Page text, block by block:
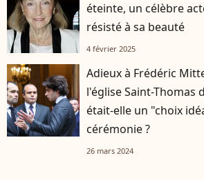
éteinte, un célèbre
résisté à sa beauté
4 février 2025
Adieux à Frédéric
l'église Saint-Thomas
était-elle un "choix
cérémonie ?
26 mars 2024